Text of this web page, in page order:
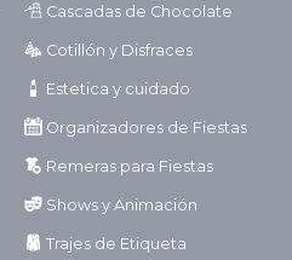
Cascadas de Chocolate
Cotillón y Disfraces
Estetica y cuidado
Organizadores de Fiestas
Remeras para Fiestas
Shows y Animación
Trajes de Etiqueta